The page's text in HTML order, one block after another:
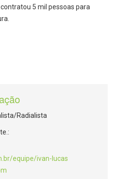
5 mil pessoas para
Radialista
equipe/ivan-lucas